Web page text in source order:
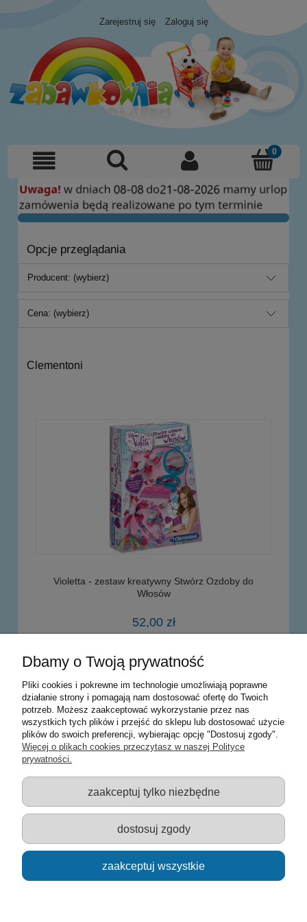
Zarejestruj się Zaloguj się
Opcje przeglądania
Producent: (wybierz)
Cena: (wybierz)
Clementoni
Violetta - zestaw kreatywny Stwórz Ozdoby do
Włosów
52,00 zł
do koszyka
Warunki zakupów
Moje konto
Informacje o sklepie
Sklep z zabawkami Łódź :: Hurownia zabawek :: Zabawki
edukacyjne :: Zestawy artystyczne :: Zabawki :: samochody Welly
:: Zabawkownia :: zabawki dla dzieci :: Lalki :: Klocki :: Artykuły
szkolne ::
Dbamy o Twoją prywatność
Pliki cookies i pokrewne im technologie umożliwiają poprawne
działanie strony i pomagają nam dostosować ofertę do Twoich
potrzeb. Możesz zaakceptować wykorzystanie przez nas
wszystkich tych plików i przejść do sklepu lub dostosować użycie
plików do swoich preferencji, wybierając opcję "Dostosuj zgody".
Więcej o plikach cookies przeczytasz w naszej Polityce
prywatności.
zaakceptuj tylko niezbędne
dostosuj zgody
zaakceptuj wszystkie